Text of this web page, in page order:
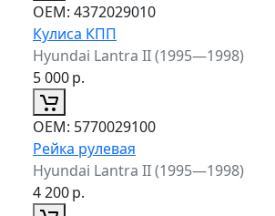
ОЕМ: 4372029010
Кулиса КПП
Hyundai Lantra II (1995—1998)
5 000р.
ОЕМ: 5770029100
Рейка рулевая
Hyundai Lantra II (1995—1998)
4 200р.